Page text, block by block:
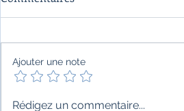
"Une chanson que la nuit
Ajouter une note
Rédigez un commentaire...